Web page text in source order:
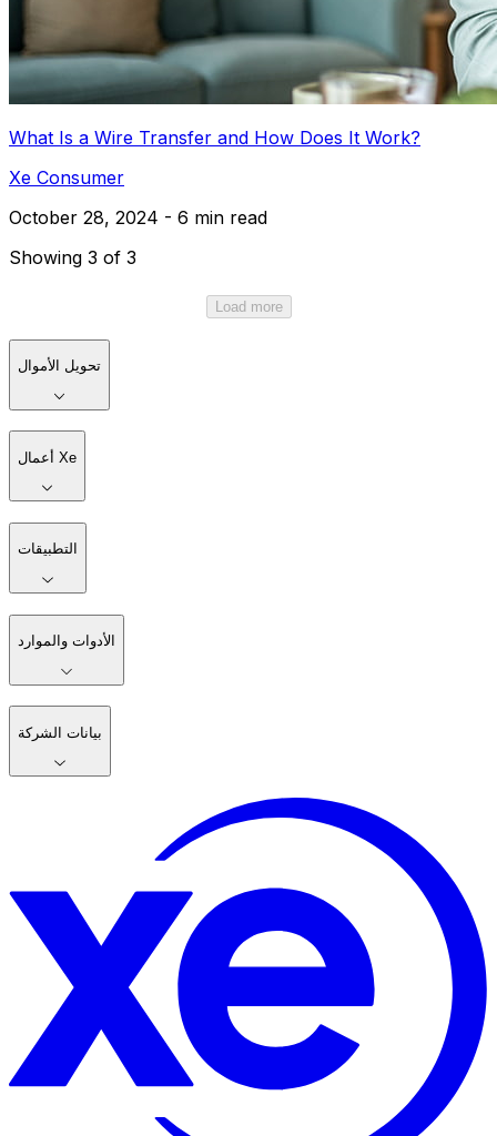
What Is a Wire Transfer and How Does It Work?
Xe Consumer
October 28, 2024 - 6 min read
Showing 3 of 3
Load more
تحويل الأموال
أعمال Xe
التطبيقات
الأدوات والموارد
بيانات الشركة